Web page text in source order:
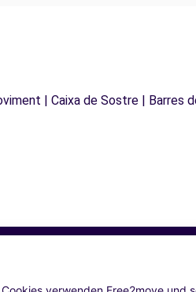
| Caixa de Sostre | Barres